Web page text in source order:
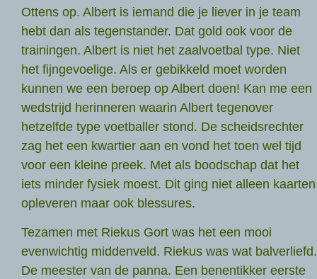
Ottens op. Albert is iemand die je liever in je team
hebt dan als tegenstander. Dat gold ook voor de
trainingen. Albert is niet het zaalvoetbal type. Niet
het fijngevoelige. Als er gebikkeld moet worden
kunnen we een beroep op Albert doen! Kan me een
wedstrijd herinneren waarin Albert tegenover
hetzelfde type voetballer stond. De scheidsrechter
zag het een kwartier aan en vond het toen wel tijd
voor een kleine preek. Met als boodschap dat het
iets minder fysiek moest. Dit ging niet alleen kaarten
opleveren maar ook blessures.
Tezamen met Riekus Gort was het een mooi
evenwichtig middenveld. Riekus was wat balverliefd.
De meester van de panna. Een benentikker eerste